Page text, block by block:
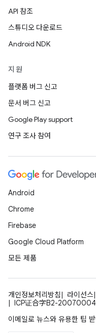
API 참조
스튜디오 다운로드
Android NDK
지원
플랫폼 버그 신고
문서 버그 신고
Google Play support
연구 조사 참여
Android
Chrome
Firebase
Google Cloud Platform
모든 제품
개인정보처리방침 라이선스
ICP证合字B2-
이메일로 뉴스와 유용한 팁